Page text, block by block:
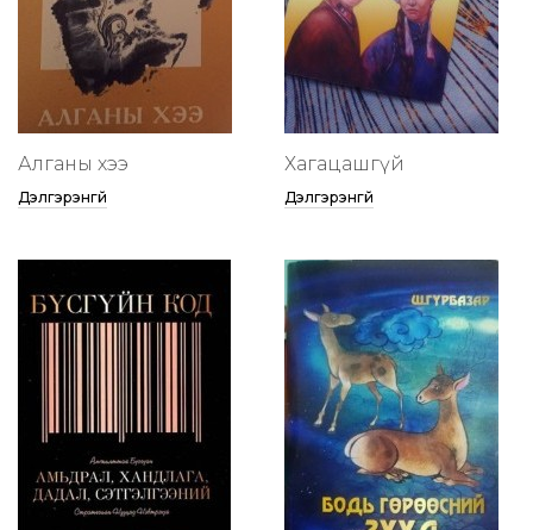
Алганы хээ
Дэлгэрэнгүй
Хагацашгүй
Дэлгэрэнгүй